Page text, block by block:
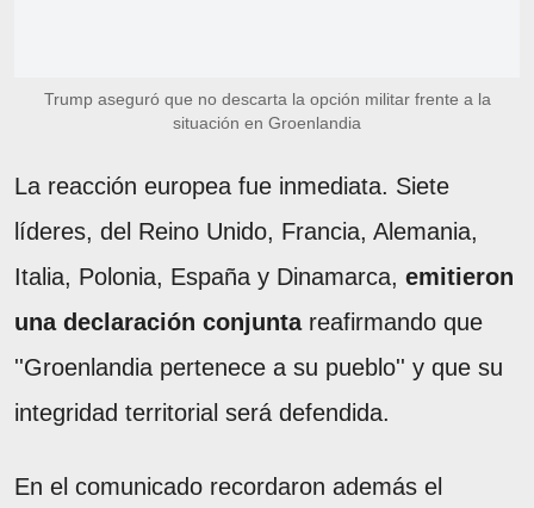
Trump aseguró que no descarta la opción militar frente a la
situación en Groenlandia
La reacción europea fue inmediata. Siete
líderes, del Reino Unido, Francia, Alemania,
Italia, Polonia, España y Dinamarca, emitieron
una declaración conjuntareafirmando que
''Groenlandia pertenece a su pueblo'' y que su
integridad territorial será defendida.
En el comunicado recordaron además el